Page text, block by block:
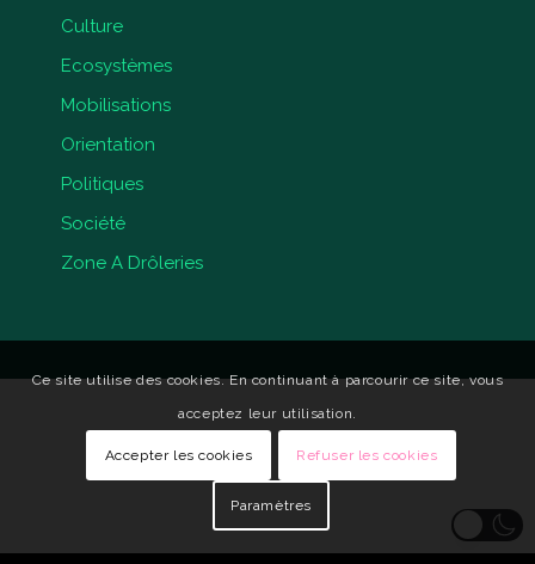
Culture
Ecosystèmes
Mobilisations
Orientation
Politiques
Société
Zone A Drôleries
Ce site utilise des cookies. En continuant à parcourir ce site, vous
acceptez leur utilisation.
Accepter les cookies Refuser les cookies
Paramètres